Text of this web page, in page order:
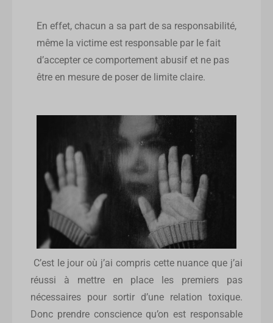
En effet, chacun a sa part de sa responsabilité,
même la victime est responsable par le fait
d’accepter ce comportement abusif et ne pas
être en mesure de poser de limite claire.
C’est le jour où j’ai compris cette nuance que j’ai
réussi à mettre en place les premiers pas
nécessaires pour sortir d’une relation toxique.
Donc prendre conscience qu’on est responsable